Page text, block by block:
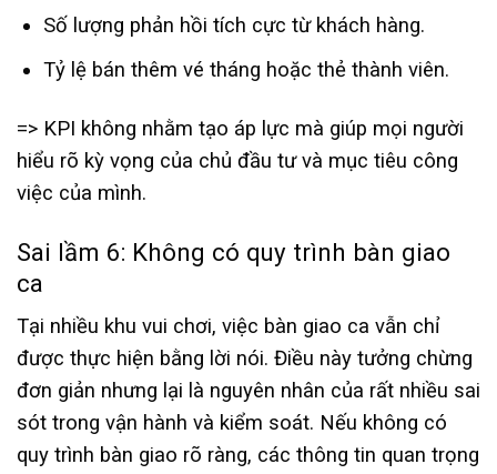
Số lượng phản hồi tích cực từ khách hàng.
Tỷ lệ bán thêm vé tháng hoặc thẻ thành viên.
=> KPI không nhằm tạo áp lực mà giúp mọi người
hiểu rõ kỳ vọng của chủ đầu tư và mục tiêu công
việc của mình.
Sai lầm 6: Không có quy trình bàn giao
ca
Tại nhiều khu vui chơi, việc bàn giao ca vẫn chỉ
được thực hiện bằng lời nói. Điều này tưởng chừng
đơn giản nhưng lại là nguyên nhân của rất nhiều sai
sót trong vận hành và kiểm soát. Nếu không có
quy trình bàn giao rõ ràng, các thông tin quan trọng